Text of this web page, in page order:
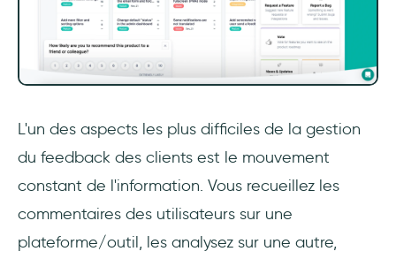
L'un des aspects les plus difficiles de la gestion
du feedback des clients est le mouvement
constant de l'information. Vous recueillez les
commentaires des utilisateurs sur une
plateforme/outil, les analysez sur une autre,